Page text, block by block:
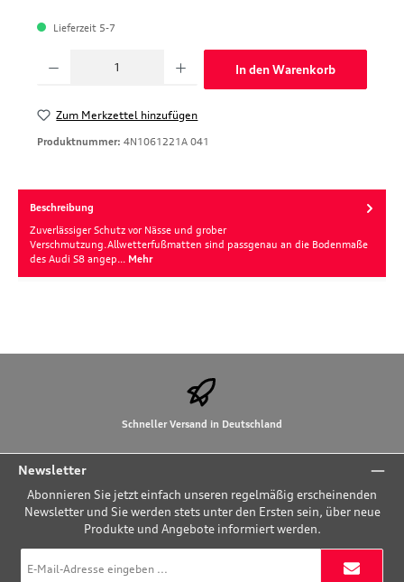
Lieferzeit 5-7
In den Warenkorb
Zum Merkzettel hinzufügen
Produktnummer: 4N1061221A 041
Beschreibung
Zuverlässiger Schutz vor Nässe und grober
Verschmutzung.Allwetterfußmatten sind passgenau an die Bodenmaße
des Audi S8 angep… Mehr
Schneller Versand in Deutschland
Newsletter
Abonnieren Sie jetzt einfach unseren regelmäßig erscheinenden
Newsletter und Sie werden stets unter den Ersten sein, über neue
Produkte und Angebote informiert werden.
Mail-